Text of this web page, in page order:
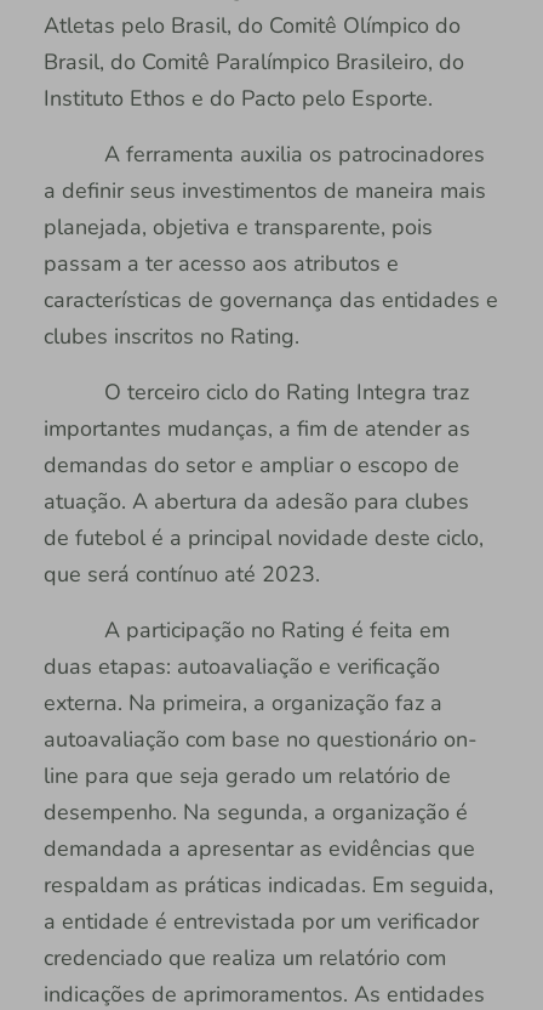
Atletas pelo Brasil, do Comitê Olímpico do
Brasil, do Comitê Paralímpico Brasileiro, do
Instituto Ethos e do Pacto pelo Esporte.
A ferramenta auxilia os patrocinadores
a definir seus investimentos de maneira mais
planejada, objetiva e transparente, pois
passam a ter acesso aos atributos e
características de governança das entidades e
clubes inscritos no Rating.
O terceiro ciclo do Rating Integra traz
importantes mudanças, a fim de atender as
demandas do setor e ampliar o escopo de
atuação. A abertura da adesão para clubes
de futebol é a principal novidade deste ciclo,
que será contínuo até 2023.
A participação no Rating é feita em
duas etapas: autoavaliação e verificação
externa. Na primeira, a organização faz a
autoavaliação com base no questionário on-
line para que seja gerado um relatório de
desempenho. Na segunda, a organização é
demandada a apresentar as evidências que
respaldam as práticas indicadas. Em seguida,
a entidade é entrevistada por um verificador
credenciado que realiza um relatório com
indicações de aprimoramentos. As entidades